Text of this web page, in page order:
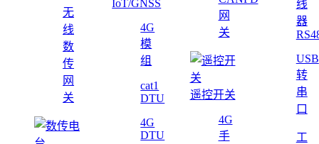
无
线
数
传
网
关
IoT/GNSS
4G
模
组
cat1
DTU
4G
DTU
网
关
遥控开关
4G
手
线
器
USB
转
串
口
工